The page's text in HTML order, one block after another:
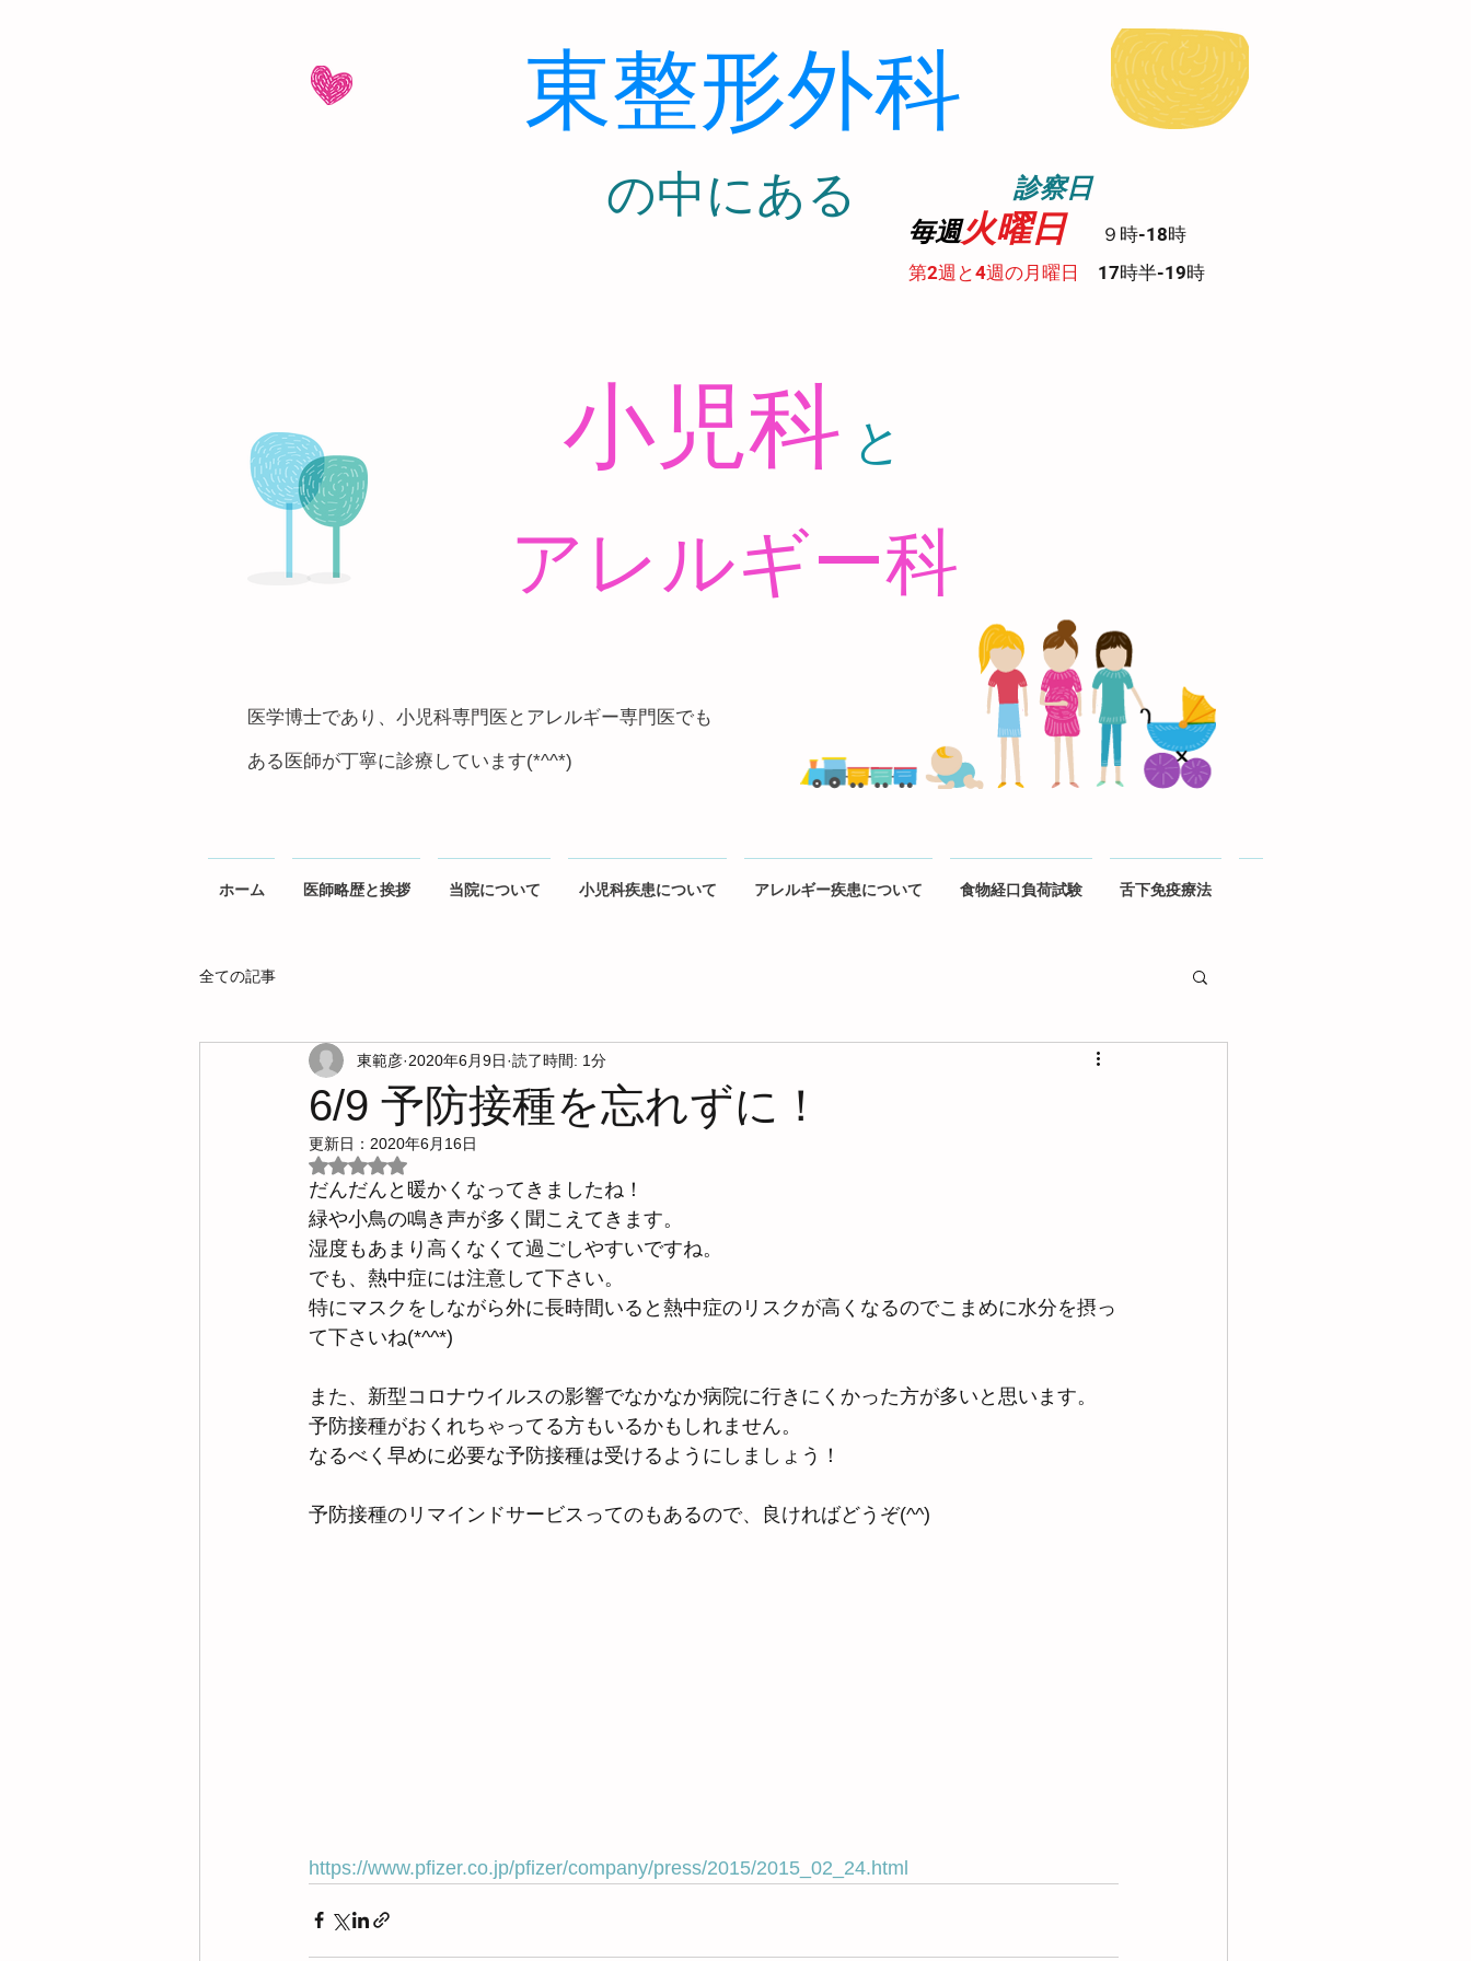
東整形外科
​の中にある
診察日​
毎週火曜日 ９ 時-18時
第2週と4週の月曜日
17時半-19時
小児科 と
アレルギー科
医学博士であり、小児科専門医とアレルギー専門医でも
ある医師が丁寧に診療しています(*^^*)
ホーム 医師略歴と挨拶 当院について 小児科疾患について アレルギー疾患について 食物経口負荷試験 舌下免疫療法
全ての記事
6/9 予防接種を忘れずに！
東範彦 2020年6月9日 読了時間: 1分
更新日： 2020年6月16日
5つ星のうちNaNと評価されています。
だんだんと暖かくなってきましたね！
緑や小鳥の鳴き声が多く聞こえてきます。
湿度もあまり高くなくて過ごしやすいですね。
でも、熱中症には注意して下さい。
特にマスクをしながら外に長時間いると熱中症のリスクが高くなるのでこまめに水分を摂っ
て下さいね(*^^*)
また、新型コロナウイルスの影響でなかなか病院に行きにくかった方が多いと思います。
予防接種がおくれちゃってる方もいるかもしれません。
なるべく早めに必要な予防接種は受けるようにしましょう！
予防接種のリマインドサービスってのもあるので、良ければどうぞ(^^)
https://www.pfizer.co.jp/pfizer/company/press/2015/2015_02_24.html